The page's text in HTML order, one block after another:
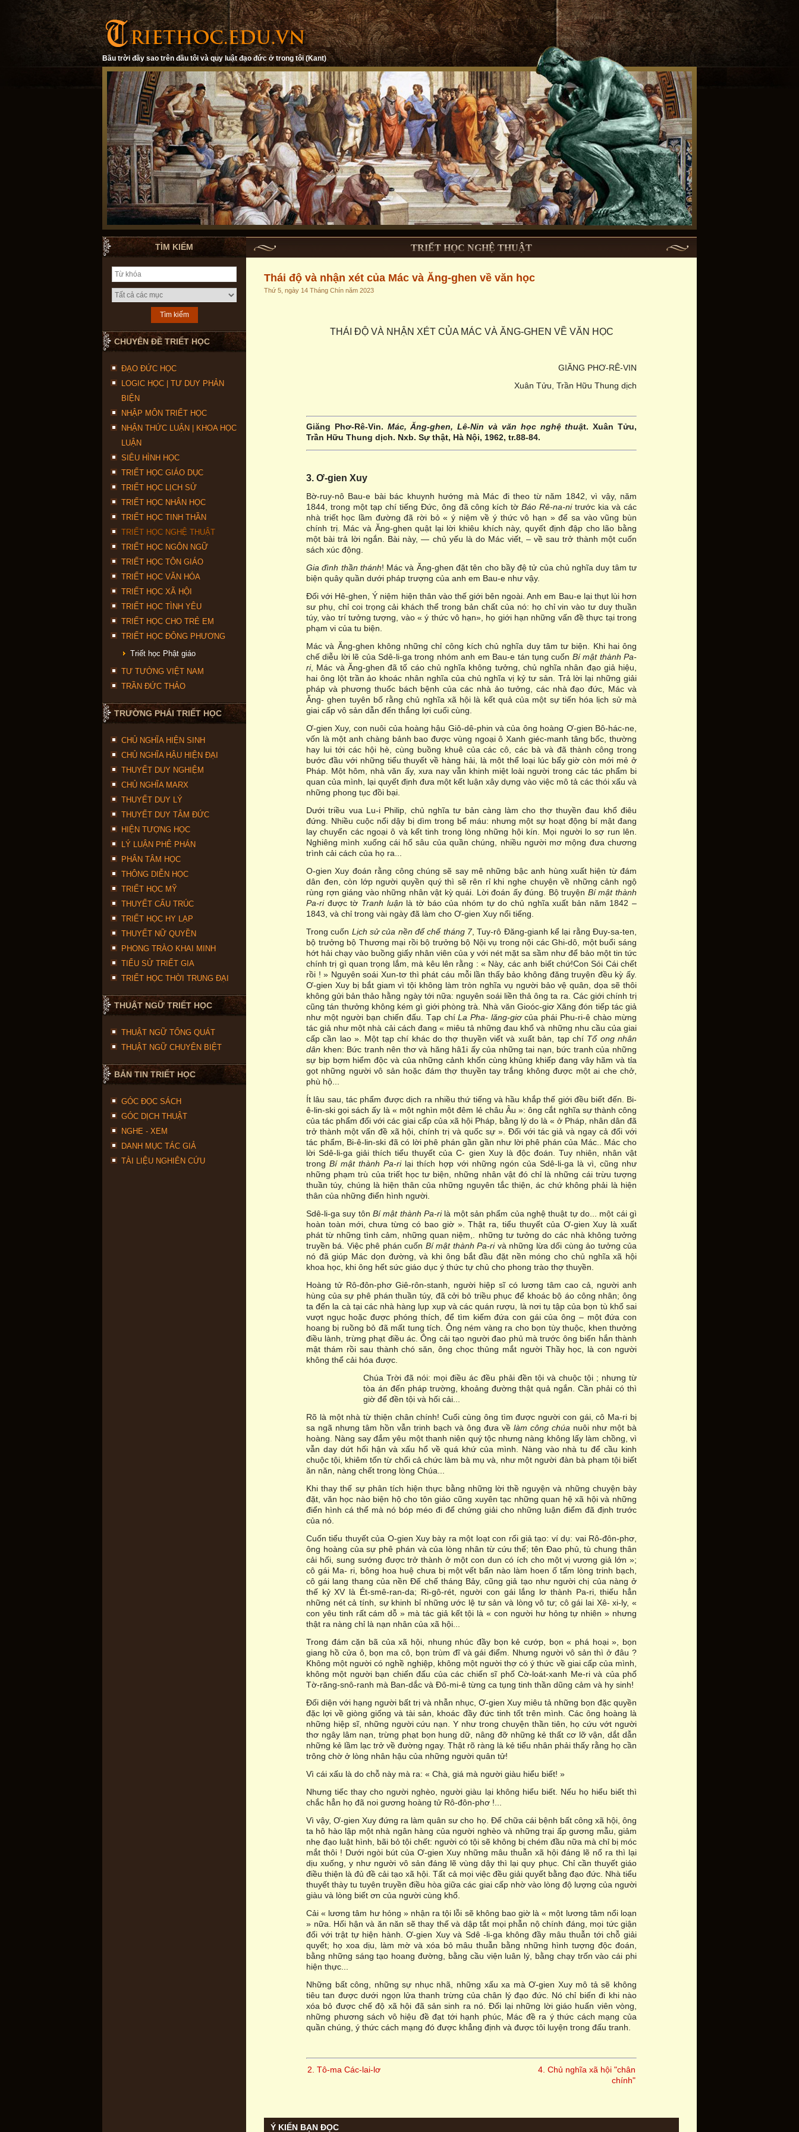
Bầu trời đầy sao trên đầu tôi và quy luật đạo đức ở trong tôi (Kant)
TÌM KIẾM
CHUYÊN ĐỀ TRIẾT HỌC
ĐẠO ĐỨC HỌC
LOGIC HỌC | TƯ DUY PHẢN
BIỆN
NHẬP MÔN TRIẾT HỌC
NHẬN THỨC LUẬN | KHOA HỌC
LUẬN
SIÊU HÌNH HỌC
TRIẾT HỌC GIÁO DỤC
TRIẾT HỌC LỊCH SỬ
TRIẾT HỌC NHÂN HỌC
TRIẾT HỌC TINH THẦN
TRIẾT HỌC NGHỆ THUẬT
TRIẾT HỌC NGÔN NGỮ
TRIẾT HỌC TÔN GIÁO
TRIẾT HỌC VĂN HÓA
TRIẾT HỌC XÃ HỘI
TRIẾT HỌC TÌNH YÊU
TRIẾT HỌC CHO TRẺ EM
TRIẾT HỌC ĐÔNG PHƯƠNG
Triết học Phật giáo
TƯ TƯỞNG VIỆT NAM
TRẦN ĐỨC THẢO
TRƯỜNG PHÁI TRIẾT HỌC
CHỦ NGHĨA HIỆN SINH
CHỦ NGHĨA HẬU HIỆN ĐẠI
THUYẾT DUY NGHIỆM
CHỦ NGHĨA MARX
THUYẾT DUY LÝ
THUYẾT DUY TÂM ĐỨC
HIỆN TƯỢNG HỌC
LÝ LUẬN PHÊ PHÁN
PHÂN TÂM HỌC
THÔNG DIỄN HỌC
TRIẾT HỌC MỸ
THUYẾT CẤU TRÚC
TRIẾT HỌC HY LẠP
THUYẾT NỮ QUYỀN
PHONG TRÀO KHAI MINH
TIỂU SỬ TRIẾT GIA
TRIẾT HỌC THỜI TRUNG ĐẠI
THUẬT NGỮ TRIẾT HỌC
THUẬT NGỮ TỔNG QUÁT
THUẬT NGỮ CHUYÊN BIỆT
BẢN TIN TRIẾT HỌC
GÓC ĐỌC SÁCH
GÓC DỊCH THUẬT
NGHE - XEM
DANH MỤC TÁC GIẢ
TÀI LIỆU NGHIÊN CỨU
TRIẾT HỌC NGHỆ THUẬT
Thái độ và nhận xét của Mác và Ăng-ghen về văn học
Thứ 5, ngày 14 Tháng Chín năm 2023
THÁI ĐỘ VÀ NHẬN XÉT CỦA MÁC VÀ ĂNG-GHEN VỀ VĂN HỌC
GIĂNG PHƠ-RÊ-VIN
Xuân Tửu, Trần Hữu Thung dịch
Giăng Phơ-Rê-Vin. Mác, Ăng-ghen, Lê-Nin và văn học nghệ thuật. Xuân Tửu,
Trần Hữu Thung dịch. Nxb. Sự thật, Hà Nội, 1962, tr.88-84.
3. Ơ-gien Xuy
Bờ-ruy-nô Bau-e bài bác khuynh hướng mà Mác đi theo từ năm 1842, vì vậy, năm
1844, trong một tạp chí tiếng Đức, ông đã công kích tờBáo Rê-na-nitrước kia và các
nhà triết học lầm đường đã rời bỏ « ý niệm về ý thức vô hạn » để sa vào vũng bùn
chính trị. Mác và Ăng-ghen quật lại lời khiêu khích này, quyết định đập cho lão bằng
một bài trả lời ngắn. Bài này, — chủ yếu là do Mác viết, – về sau trở thành một cuốn
sách xúc động.
Gia đình thần thánh! Mác và Ăng-ghen đặt tên cho bầy đệ tử của chủ nghĩa duy tâm tư
biện quây quần dưới pháp trượng của anh em Bau-e như vậy.
Đối với Hê-ghen, Ý niệm hiện thân vào thế giới bên ngoài. Anh em Bau-e lại thụt lùi hơn
sư phụ, chỉ coi trọng cải khách thể trong bản chất của nó: họ chỉ vin vào tư duy thuần
túy, vào trí tưởng tượng, vào « ý thức vô hạn», họ giới hạn những vấn đề thực tại trong
phạm vi của tu biện.
Mác và Ăng-ghen không những chỉ công kích chủ nghĩa duy tâm tư biện. Khi hai ông
chế diễu lời lẽ của Sdê-li-ga trong nhóm anh em Bau-e tán tụng cuốn Bí mật thành Pa-
ri, Mác và Ăng-ghen đã tố cáo chủ nghĩa không tưởng, chủ nghĩa nhân đạo giả hiệu,
hai ông lột trần ảo khoác nhân nghĩa của chủ nghĩa vị kỷ tư sản. Trả lời lại những giải
pháp và phương thuốc bách bệnh của các nhà ảo tưởng, các nhà đạo đức, Mác và
Ăng- ghen tuyên bố rằng chủ nghĩa xã hội là kết quả của một sự tiến hóa lịch sử mà
giai cấp vô sản dẫn đến thắng lợi cuối cùng.
Ơ-gien Xuy, con nuôi của hoàng hậu Giô-dê-phin và của ông hoàng Ơ-gien Bô-hác-ne,
vốn là một anh chàng bảnh bao được vùng ngoại ô Xanh giéc-manh tâng bốc, thường
hay lui tới các hội hè, cùng buồng khuê của các cô, các bà và đã thành công trong
bước đầu với những tiểu thuyết về hàng hải, là một thể loại lúc bấy giờ còn mới mẻ ở
Pháp. Một hôm, nhà văn ấy, xưa nay vẫn khinh miệt loài người trong các tác phẩm bi
quan của mình, lại quyết định đưa một kết luận xây dựng vào việc mô tả các thói xấu và
những phong tục đồi bại.
Dưới triều vua Lu-i Philip, chủ nghĩa tư bản càng làm cho thợ thuyền đau khổ điêu
đứng. Nhiều cuộc nổi dậy bị dìm trong bể máu: nhưng một sự hoạt động bí mật đang
lay chuyển các ngoại ô và kết tinh trong lòng những hội kín. Mọi người lo sợ run lên.
Nghiêng mình xuống cái hố sâu của quần chúng, nhiều người mơ mộng đưa chương
trình cải cách của họ ra...
O-gien Xuy đoán rằng công chúng sẽ say mê những bậc anh hùng xuất hiện từ đám
dân đen, còn lớp người quyền quý thì sẽ rên rỉ khi nghe chuyện về những cảnh ngộ
rùng rợn giáng vào những nhân vật kỳ quái. Lời đoán ấy đúng. Bộ truyện Bí mật thành
Pa-riđược tờ Tranh luận là tờ báo của nhóm tự do chủ nghĩa xuất bản năm 1842 –
1843, và chỉ trong vài ngày đã làm cho Ơ-gien Xuy nổi tiếng.
Trong cuốn Lịch sử của nền để chế tháng 7, Tuy-rô Đăng-gianh kể lại rằng Đuy-sa-ten,
bộ trưởng bộ Thương mại rồi bộ trưởng bộ Nội vụ trong nội các Ghi-dô, một buổi sáng
hớt hải chạy vào buồng giấy nhân viên của y với nét mặt sa sầm như để bảo một tin tức
chính trị gì quan trọng lắm, mà kêu lên rằng : « Này, các anh biết chứ!Con Sói Cái chết
rồi ! » Nguyên soái Xun-tơ thì phát cáu mỗi lần thấy bảo không đăng truyện đều kỳ ấy.
Ơ-gien Xuy bị bắt giam vì tội không làm tròn nghĩa vụ người bảo vệ quân, dọa sẽ thôi
không gửi bản thảo hằng ngày tới nữa: nguyên soái liền thả ông ta ra. Các giới chính trị
cũng tán thưởng không kém gì giới phòng trà. Nhà văn Gioóc-giơ Xăng đón tiếp tác giả
như một người bạn chiến đấu. Tạp chíLa Pha- lăng-giơcủa phái Phu-ri-ê chào mừng
tác giả như một nhà cải cách đang « miêu tả những đau khổ và những nhu cầu của giai
cấp cần lao ». Một tạp chí khác do thợ thuyền viết và xuất bản, tạp chí Tổ ong nhân
dân khen: Bức tranh nên thơ và hăng hâ1i ấy của những tai nạn, bức tranh của những
sự bịp bợm hiểm độc và của những cảnh khốn cùng khủng khiếp đang vây hãm và tỉa
gọt những người vô sản hoặc đám thợ thuyền tay trắng không được một ai che chở,
phù hộ...
Ít lâu sau, tác phẩm được dịch ra nhiều thứ tiếng và hầu khắp thế giới đều biết đến. Bi-
ê-lin-ski gọi sách ấy là « một nghìn một đêm lẻ châu Âu »: ông cắt nghĩa sự thành công
của tác phẩm đối với các giai cấp của xã hội Pháp, bằng lý do là « ở Pháp, nhân dân đã
trở thành một vấn đề xã hội, chính trị và quốc sự ». Đối với tác giả và ngay cả đối với
tác phẩm, Bi-ê-lin-ski đã có lời phê phán gần gần như lời phê phán của Mác.. Mác cho
lời Sdê-li-ga giải thích tiểu thuyết của C- gien Xuy là độc đoán. Tuy nhiên, nhân vật
trong Bí mật thành Pa-rilại thích hợp với những ngón của Sdê-li-ga là vì, cũng như
những phạm trù của triết học tư biện, những nhân vật đó chỉ là những cái trừu tượng
thuần túy, chúng là hiện thân của những nguyên tắc thiện, ác chứ không phải là hiện
thân của những điển hình người.
Sdê-li-ga suy tôn Bí mật thành Pa-rilà một sản phẩm của nghệ thuật tự do... một cái gì
hoàn toàn mới, chưa từng có bao giờ ». Thật ra, tiểu thuyết của Ơ-gien Xuy là xuất
phát từ những tình cảm, những quan niệm,. những tư tưởng do các nhà không tưởng
truyền bá. Việc phê phán cuốn Bí mật thành Pa-rivà những lừa dối cùng ảo tưởng của
nó đã giúp Mác dọn đường, và khi ông bắt đầu đặt nền móng cho chủ nghĩa xã hội
khoa học, khi ông hết sức giáo dục ý thức tự chủ cho phong trào thợ thuyền.
Hoàng tử Rô-đôn-phơ Giê-rôn-stanh, người hiệp sĩ có lương tâm cao cả, người anh
hùng của sự phê phán thuần túy, đã cởi bỏ triều phục để khoác bộ áo công nhân; ông
ta đến la cà tại các nhà hàng lụp xụp và các quán rượu, là nơi tụ tập của bọn tù khổ sai
vượt ngục hoặc được phóng thích, để tìm kiếm đứa con gái của ông – một đứa con
hoang bị ruồng bỏ đã mất tung tích. Ông ném vàng ra cho bọn tùy thuộc, khen thưởng
điều lành, trừng phạt điều ác. Ông cải tạo người đao phủ mà trước ông biến hắn thành
mật thám rồi sau thành chó săn, ông chọc thủng mắt người Thầy học, là con người
không thể cải hóa được.
Chúa Trời đã nói: mọi điều ác đều phải đền tội và chuộc tội ; nhưng từ
tòa án đến pháp trường, khoảng đường thật quả ngắn. Cần phải có thì
giờ để đền tội và hối cải...
Rõ là một nhà từ thiện chân chính! Cuối cùng ông tìm được người con gái, cô Ma-ri bị
sa ngã nhưng tâm hồn vẫn trinh bạch và ông đưa về làm công chúa nuôi như một bà
hoàng. Nàng say đắm yêu một thanh niên quý tộc nhưng nàng không lấy làm chồng, vì
vẫn day dứt hối hận và xấu hổ về quá khứ của mình. Nàng vào nhà tu để cầu kinh
chuộc tội, khiêm tốn từ chối cả chức làm bà mụ và, như một người đàn bà phạm tội biết
ăn năn, nàng chết trong lòng Chúa...
Khi thay thế sự phân tích hiện thực bằng những lời thề nguyện và những chuyện bày
đặt, văn học nào biện hộ cho tôn giáo cũng xuyên tạc những quan hệ xã hội và những
điển hình cá thể mà nó bóp méo đi để chứng giải cho những luận điểm đã định trước
của nó.
Cuốn tiểu thuyết của O-gien Xuy bày ra một loạt con rối giả tạo: ví dụ: vai Rô-đôn-phơ,
ông hoàng của sự phê phán và của lòng nhân từ cứu thế; tên Đao phủ, tù chung thân
cải hối, sung sướng được trở thành ở một con dun có ích cho một vị vương giả lớn »;
cô gái Ma- ri, bông hoa huệ chưa bị một vết bẩn nào làm hoen ố tấm lòng trinh bạch,
cô gái lang thang của nền Đế chế tháng Bảy, cũng giả tạo như người chị của nàng ở
thế kỷ XV là Ét-smê-ran-da; Ri-gô-rét, người con gái lắng lơ thành Pa-ri, thiếu hẳn
những nét cả tính, sự khinh bỉ những ước lệ tư sản và lòng vô tư; cô gái lai Xê- xi-ly, «
con yêu tinh rất cám dỗ » mà tác giả kết tội là « con người hư hỏng tự nhiên » nhưng
thật ra nàng chỉ là nạn nhân của xã hội...
Trong đám cặn bã của xã hội, nhung nhúc đầy bọn kẻ cướp, bọn « phá hoại », bọn
giang hồ cửa ô, bọn ma cô, bọn trùm đĩ và gái điểm. Nhưng người vô sản thì ở đâu ?
Không một người có nghề nghiệp, không một người thợ có ý thức về giai cấp của mình,
không một người bạn chiến đấu của các chiến sĩ phố Cờ-loát-xanh Me-ri và của phố
Tờ-răng-snô-ranh mà Ban-dắc và Đô-mi-ê từng ca tụng tinh thần dũng cảm và hy sinh!
Đối diện với hạng người bất trị và nhẫn nhục, Ơ-gien Xuy miêu tả những bọn đặc quyền
đặc lợi về giòng giống và tài sản, khoác đầy đức tinh tốt trên mình. Các ông hoàng là
những hiệp sĩ, những người cứu nạn. Y như trong chuyện thần tiên, họ cứu vớt người
thơ ngây lâm nạn, trừng phạt bọn hung dữ, nâng đỡ những kẻ thất cơ lỡ vận, dắt dẫn
những kẻ lầm lạc trở về đường ngay. Thật rõ ràng là kẻ tiểu nhân phải thấy rằng họ cần
trông chờ ở lòng nhân hậu của những người quân tử!
Vì cái xấu là do chỗ này mà ra: « Chà, giá mà người giàu hiểu biết! »
Nhưng tiếc thay cho người nghèo, người giàu lại không hiểu biết. Nếu họ hiểu biết thì
chắc hẳn họ đã noi gương hoàng tử Rô-đôn-phơ !...
Vì vậy, Ơ-gien Xuy đứng ra làm quân sư cho họ. Để chữa cái bệnh bất công xã hội, ông
ta hô hào lập một nhà ngân hàng của người nghèo và những trại ấp gương mẫu, giảm
nhẹ đạo luật hình, bãi bỏ tội chết: người có tội sẽ không bị chém đầu nữa mà chỉ bị móc
mắt thôi ! Dưới ngòi bút của Ơ-gien Xuy những mâu thuẫn xã hội đáng lẽ nổ ra thì lại
dịu xuống, y như người vô sản đáng lẽ vùng dậy thì lại quy phục. Chỉ cần thuyết giáo
điều thiện là đủ đề cải tạo xã hội. Tất cả mọi việc đều giải quyết bằng đạo đức. Nhà tiểu
thuyết thày tu tuyên truyền điều hòa giữa các giai cấp nhờ vào lòng độ lượng của người
giàu và lòng biết ơn của người cùng khổ.
Cải « lương tâm hư hỏng » nhận ra tội lỗi sẽ không bao giờ là « một lương tâm nổi loạn
» nữa. Hối hận và ăn năn sẽ thay thế và dập tắt mọi phẫn nộ chính đáng, mọi tức giận
đối với trật tự hiện hành. Ơ-gien Xuy và Sdê -li-ga không đầy mâu thuẫn tới chỗ giải
quyết; họ xoa dịu, làm mờ và xóa bỏ mâu thuẫn bằng những hình tượng độc đoán,
bằng những sáng tạo hoang đường, bằng cầu viện luân lý, bằng chạy trốn vào cái phi
hiện thực...
Những bất công, những sự nhục nhã, những xấu xa mà Ơ-gien Xuy mô tả sẽ không
tiêu tan được dưới ngọn lửa thanh trừng của chân lý đạo đức. Nó chỉ biến đi khi nào
xóa bỏ được chế độ xã hội đã sản sinh ra nó. Đối lại những lời giáo huấn viên vòng,
những phương sách vô hiệu đề đạt tới hạnh phúc, Mác đề ra ý thức cách mạng của
quần chúng, ý thức cách mạng đó được khẳng định và được tôi luyện trong đấu tranh.
4. Chủ nghĩa xã hội "chân
chính"
2. Tô-ma Các-lai-lơ
Ý KIẾN BẠN ĐỌC